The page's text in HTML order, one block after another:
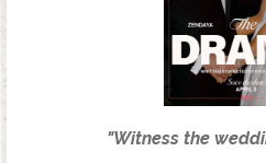
"Witness the